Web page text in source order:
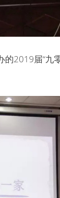
2019届“九